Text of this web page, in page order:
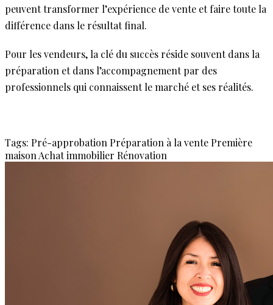
peuvent transformer l’expérience de vente et faire toute la
différence dans le résultat final.
Pour les vendeurs, la clé du succès réside souvent dans la
préparation et dans l’accompagnement par des
professionnels qui connaissent le marché et ses réalités.
Tags: Pré-approbationPréparation à la ventePremière
maisonAchat immobilier Rénovation